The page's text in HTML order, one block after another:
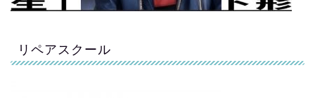
リペアスクール